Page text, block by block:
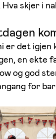
Hva skjer i
er det
en ekte
og god
for